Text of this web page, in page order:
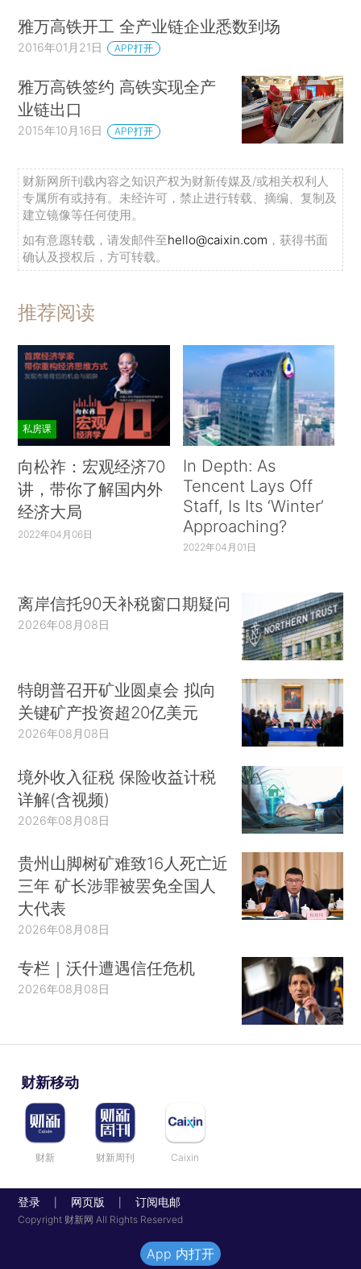
雅万高铁开工 全产业链企业悉数到场
2016年01月21日 APP打开
雅万高铁签约 高铁实现全产
业链出口
2015年10月16日 APP打开
财新网所刊载内容之知识产权为财新传媒及/或相关权利人
专属所有或持有。未经许可，禁止进行转载、摘编、复制及
建立镜像等任何使用。
如有意愿转载，请发邮件至hello@caixin.com ，获得书面
确认及授权后，方可转载。
推荐阅读
私房课
向松祚：宏观经济70
讲，带你了解国内外
经济大局
2022年04月06日
In Depth: As
Tencent Lays Off
Staff, Is Its ‘Winter’
Approaching?
2022年04月01日
离岸信托90天补税窗口期疑问
2026年08月08日
特朗普召开矿业圆桌会 拟向
关键矿产投资超20亿美元
2026年08月08日
境外收入征税 保险收益计税
详解(含视频)
2026年08月08日
贵州山脚树矿难致16人死亡近
三年 矿长涉罪被罢免全国人
大代表
2026年08月08日
专栏｜沃什遭遇信任危机
2026年08月08日
财新移动
财新 财新周刊 Caixin
登录 网页版 订阅电邮
Copyright 财新网 All Rights Reserved
App 内打开